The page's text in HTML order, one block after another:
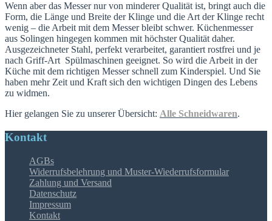
Wenn aber das Messer nur von minderer Qualität ist, bringt auch die
Form, die Länge und Breite der Klinge und die Art der Klinge recht
wenig – die Arbeit mit dem Messer bleibt schwer. Küchenmesser
aus Solingen hingegen kommen mit höchster Qualität daher.
Ausgezeichneter Stahl, perfekt verarbeitet, garantiert rostfrei und je
nach Griff-Art Spülmaschinen geeignet. So wird die Arbeit in der
Küche mit dem richtigen Messer schnell zum Kinderspiel. Und Sie
haben mehr Zeit und Kraft sich den wichtigen Dingen des Lebens
zu widmen.
Hier gelangen Sie zu unserer Übersicht: Alle Schneidwaren.
Kontakt
AGBs
Widerrufsbelehrung und Muster-Wiederrufsformular
Zahlung und Versand
Datenschutz
Impressum
Kontakt